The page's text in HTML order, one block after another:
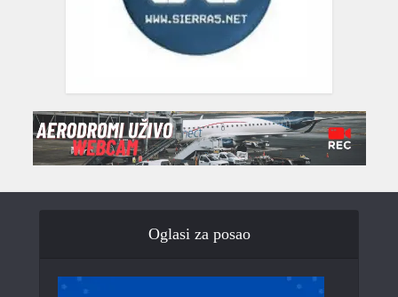
Oglasi za posao